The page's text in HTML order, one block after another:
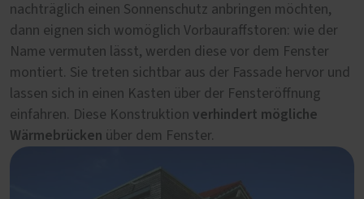
nachträglich einen Sonnenschutz anbringen möchten,
dann eignen sich womöglich Vorbauraffstoren: wie der
Name vermuten lässt, werden diese vor dem Fenster
montiert. Sie treten sichtbar aus der Fassade hervor und
lassen sich in einen Kasten über der Fensteröffnung
einfahren. Diese Konstruktion verhindert mögliche
Wärmebrücken über dem Fenster.
Aufsatzraffstoreneine Einheit und können praktisch
unsichtbar in der Fassade verschwinden. Dernahtlose
Abschlussder Raffstoren mit der Fassade ergibt ein
harmonisches Erscheinungsbild. Dieses System eignet
sich entweder für eine Neubausituation oder eine
Generalsanierung.